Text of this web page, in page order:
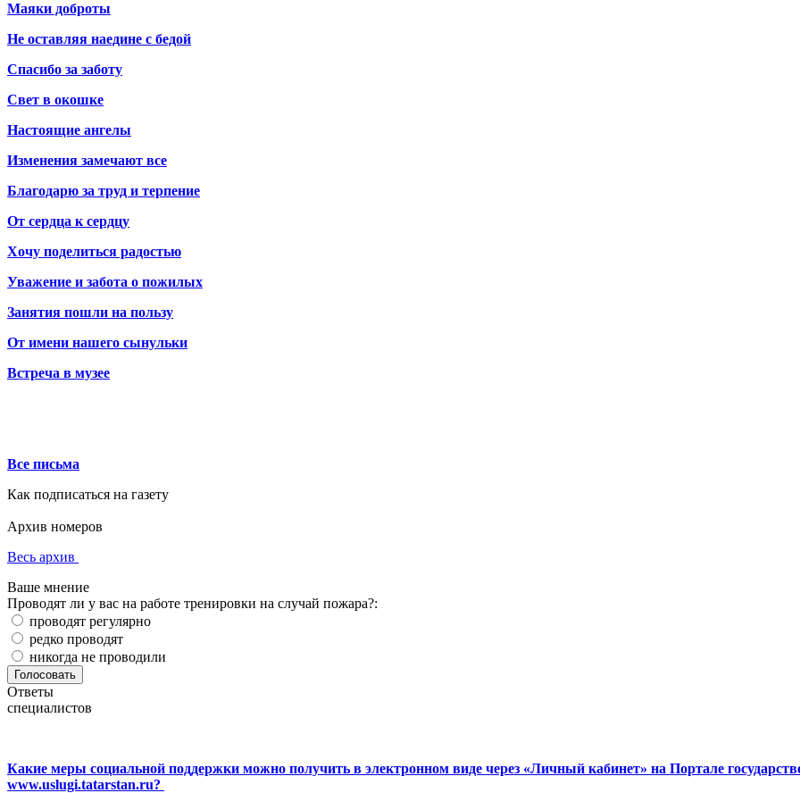
Маяки доброты
Не оставляя наедине с бедой
Спасибо за заботу
Свет в окошке
Настоящие ангелы
Изменения замечают все
Благодарю за труд и терпение
От сердца к сердцу
Хочу поделиться радостью
Уважение и забота о пожилых
Занятия пошли на пользу
От имени нашего сынульки
Встреча в музее
Все письма
Как подписаться на газету
Архив номеров
Весь архив
Ваше мнение
Проводят ли у вас на работе тренировки на случай пожара?:
проводят регулярно
редко проводят
никогда не проводили
Ответы
специалистов
Какие меры социальной поддержки можно получить в электронном виде через «Личный кабинет» на Портале
www.uslugi.tatarstan.ru?